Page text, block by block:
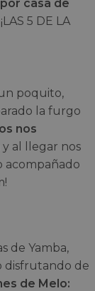
casa de
5 DE LA
poquito,
la furgo
nos
y al llegar nos
acompañado
de Yamba,
disfrutando de
de Melo: